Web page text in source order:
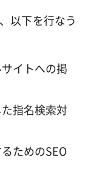
以下を行なう
イトへの掲
指名検索対
ためのSEO